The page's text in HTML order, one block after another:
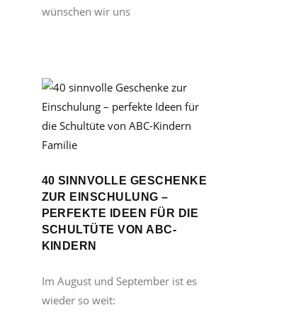
wünschen wir uns
Familie
40 SINNVOLLE GESCHENKE
ZUR EINSCHULUNG –
PERFEKTE IDEEN FÜR DIE
SCHULTÜTE VON ABC-
KINDERN
Im August und September ist es
wieder so weit: